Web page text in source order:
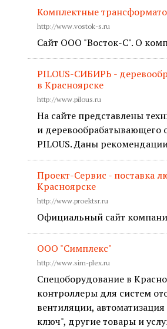
Комплектные
http://www.vostok-s.ru
Сайт ООО "Восток-С". О
PILOUS-СИБИРЬ -
в Красноярске
http://www.pilous.ru
На сайте представлены
и деревообрабатывающего
PILOUS. Даны
Проект-Сервис - поставка
Красноярске
http://www.proektsr.ru
Официальный сайт
ООО "Симплекс"
http://www.sim-plex.ru
Спецоборудование в
контроллеры для систем
вентиляции,
ключ", другие товары и